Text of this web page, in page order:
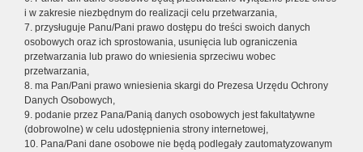
i w zakresie niezbędnym do realizacji celu przetwarzania,
7. przysługuje Panu/Pani prawo dostępu do treści swoich danych
osobowych oraz ich sprostowania, usunięcia lub ograniczenia
przetwarzania lub prawo do wniesienia sprzeciwu wobec
przetwarzania,
8. ma Pan/Pani prawo wniesienia skargi do Prezesa Urzędu Ochrony
Danych Osobowych,
9. podanie przez Pana/Panią danych osobowych jest fakultatywne
(dobrowolne) w celu udostępnienia strony internetowej,
10. Pana/Pani dane osobowe nie będą podlegały zautomatyzowanym